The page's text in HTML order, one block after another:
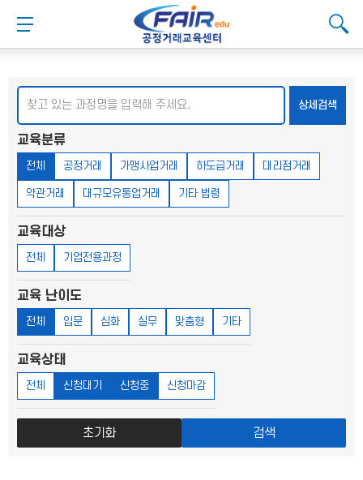
로
로
메뉴 버튼
검색
상세검색
교육분류
전체 공정거래 가맹사업거래 하도급거래 대리점거래
약관거래 대규모유통업거래 기타 법령
교육대상
전체 기업전용과정
교육 난이도
전체 입문 심화 실무 맞춤형 기타
교육상태
전체 신청대기 신청중 신청마감
초기화 검색